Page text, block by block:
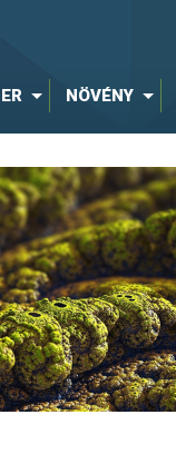
NÖVÉNY